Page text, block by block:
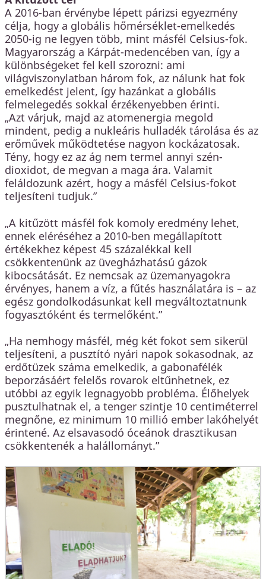
A 2016-ban érvénybe lépett párizsi egyezmény
célja, hogy a globális hőmérséklet-emelkedés
2050-ig ne legyen több, mint másfél Celsius-fok.
Magyarország a Kárpát-medencében van, így a
különbségeket fel kell szorozni: ami
világviszonylatban három fok, az nálunk hat fok
emelkedést jelent, így hazánkat a globális
felmelegedés sokkal érzékenyebben érinti.
„Azt várjuk, majd az atomenergia megold
mindent, pedig a nukleáris hulladék tárolása és az
erőművek működtetése nagyon kockázatosak.
Tény, hogy ez az ág nem termel annyi szén-
dioxidot, de megvan a maga ára. Valamit
feláldozunk azért, hogy a másfél Celsius-fokot
teljesíteni tudjuk.”
„A kitűzött másfél fok komoly eredmény lehet,
ennek eléréséhez a 2010-ben megállapított
értékekhez képest 45 százalékkal kell
csökkentenünk az üvegházhatású gázok
kibocsátását. Ez nemcsak az üzemanyagokra
érvényes, hanem a víz, a fűtés használatára is – az
egész gondolkodásunkat kell megváltoztatnunk
fogyasztóként és termelőként.”
„Ha nemhogy másfél, még két fokot sem sikerül
teljesíteni, a pusztító nyári napok sokasodnak, az
erdőtüzek száma emelkedik, a gabonafélék
beporzásáért felelős rovarok eltűnhetnek, ez
utóbbi az egyik legnagyobb probléma. Élőhelyek
pusztulhatnak el, a tenger szintje 10 centiméterrel
megnőne, ez minimum 10 millió ember lakóhelyét
érintené. Az elsavasodó óceánok drasztikusan
csökkentenék a halállományt.”